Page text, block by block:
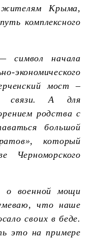
Крыма,
комплексного
начала
мост –
связи. А для
родства с
большой
который
Черноморского
о военной мощи
что наше
своих в беде.
это на примере